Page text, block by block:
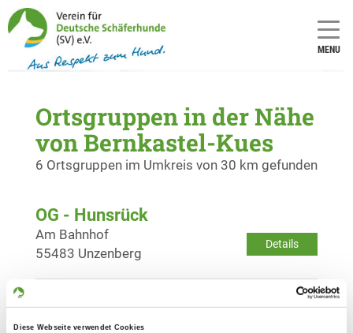
Diese Webseite verwendet Cookies
MENU
Ortsgruppen in der Nähe
von Bernkastel-Kues
6 Ortsgruppen im Umkreis von 30 km gefunden
OG - Hunsrück
Details
Am Bahnhof
55483 Unzenberg
OG - Kempfeld
Am Allenberg